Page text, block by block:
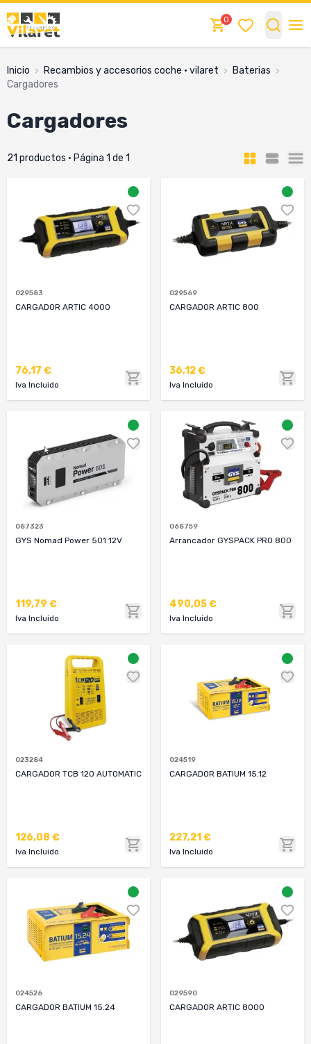
0
Inicio recambios y accesorios coche · vilaret
baterias
cargadores
cargadores
21 productos · Página 1 de 1
029583
CARGADOR ARTIC 4000
76,17 €
Iva Incluido
029569
CARGADOR ARTIC 800
36,12 €
Iva Incluido
087323
GYS Nomad Power 501 12V
119,79 €
Iva Incluido
068759
Arrancador GYSPACK PRO 800
490,05 €
Iva Incluido
023284
CARGADOR TCB 120 AUTOMATIC
126,08 €
Iva Incluido
024519
CARGADOR BATIUM 15.12
227,21 €
Iva Incluido
024526
CARGADOR BATIUM 15.24
029590
CARGADOR ARTIC 8000